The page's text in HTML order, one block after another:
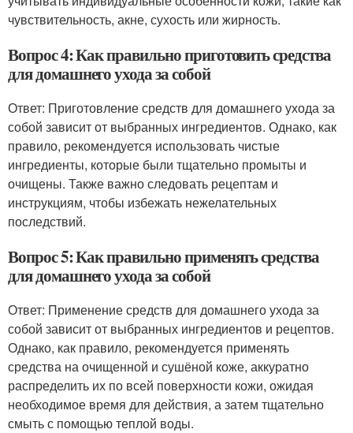
чувствительность, акне, сухость или жирность.
Вопрос 4: Как правильно приготовить средства
для домашнего ухода за собой
Ответ: Приготовление средств для домашнего ухода за
собой зависит от выбранных ингредиентов. Однако, как
правило, рекомендуется использовать чистые
ингредиенты, которые были тщательно промыты и
очищены. Также важно следовать рецептам и
инструкциям, чтобы избежать нежелательных
последствий.
Вопрос 5: Как правильно применять средства
для домашнего ухода за собой
Ответ: Применение средств для домашнего ухода за
собой зависит от выбранных ингредиентов и рецептов.
Однако, как правило, рекомендуется применять
средства на очищенной и сушёной коже, аккуратно
распределить их по всей поверхности кожи, ожидая
необходимое время для действия, а затем тщательно
смыть с помощью теплой воды.